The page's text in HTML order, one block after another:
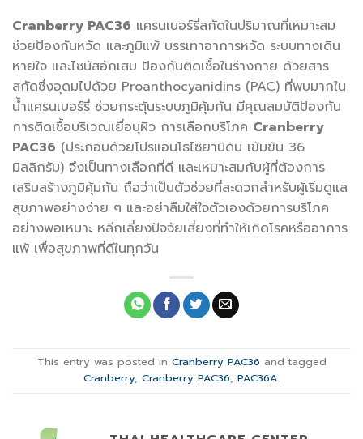
Cranberry PAC36 แครนเบอร์รี่สกัดในปริมาณที่เหมาะสม
ช่วยป้องกันหวัด และภูมิแพ้ บรรเทาอาการหวัด ระบบทางเดิน
หายใจ และไซนัสอักเสบ ป้องกันติดเชื้อในร่างกาย ด้วยสาร
สกัดซึ่งอุดมไปด้วย Proanthocyanidins (PAC) ที่พบมากใน
น้ำแครนเบอร์รี่ ช่วยกระตุ้นระบบภูมิคุ้มกัน มีคุณสมบัติป้องกัน
การติดเชื้อบริเวณเยื่อบุผิว การเลือกบริโภค Cranberry
PAC36 (ประกอบด้วยโปรแอนโธไซยานิดิน เข้มข้น 36
มิลลิกรัม) จึงเป็นทางเลือกที่ดี และเหมาะสมกับผู้ที่ต้องการ
เสริมสร้างภูมิคุ้มกัน ถือว่าเป็นตัวช่วยที่สะดวกสำหรับผู้เริ่มดูแล
สุขภาพอย่างง่าย ๆ และอย่าลืมใส่ใจตัวเองด้วยการบริโภค
อย่างพอเหมาะ หลีกเลี่ยงปัจจัยเสี่ยงที่ทำให้เกิดโรคหรืออาการ
แพ้ เพื่อสุขภาพที่ดีในทุกวัน
This entry was posted in Cranberry PAC36 and tagged
Cranberry, Cranberry PAC36, PAC36A.